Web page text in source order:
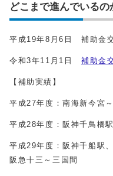
どこまで進んでいるの
平成19年8月6日 補助金
令和3年11月1日 補助金
【補助実績】
平成27年度：南海新今宮
平成28年度：阪神千鳥橋
平成29年度：阪神千船駅
阪急十三～三国間